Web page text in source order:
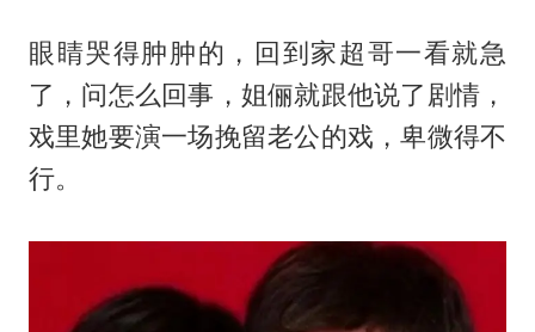
眼睛哭得肿肿的，回到家超哥一看就急
了，问怎么回事，姐俪就跟他说了剧情，
戏里她要演一场挽留老公的戏，卑微得不
行。